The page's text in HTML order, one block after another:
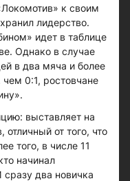
к своим
лидерство.
идет в таблице
Однако в случае
в два мяча и более
0:1, ростовчане
выставляет на
отличный от того, что
того, в числе 11
начинал
два новичка